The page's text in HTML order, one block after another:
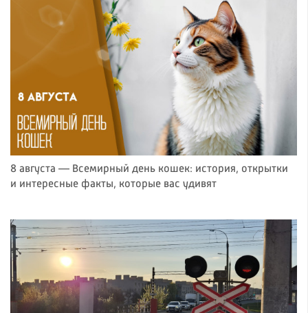
8 августа — Всемирный день кошек: история, открытки
и интересные факты, которые вас удивят